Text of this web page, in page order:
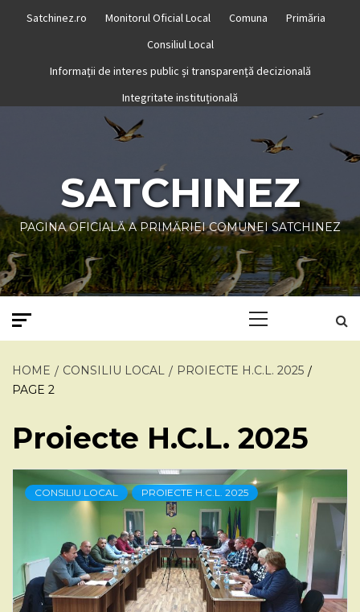
Satchinez.ro Monitorul Oficial Local Comuna
Primăria
Consiliul Local
Informații de interes public și transparență decizională
Integritate instituțională
SATCHINEZ
PAGINA OFICIALĂ A PRIMĂRIEI COMUNEI SATCHINEZ
HOME CONSILIU LOCAL
PROIECTE H.C.L. 2025
PAGE 2
Proiecte H.C.L. 2025
CONSILIU LOCAL PROIECTE H.C.L. 2025